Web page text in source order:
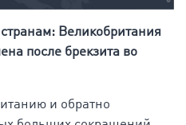
Великобритания
после брекзита во
и обратно